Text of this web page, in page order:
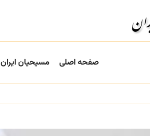
صفحه اصلی مسیحیان ایران